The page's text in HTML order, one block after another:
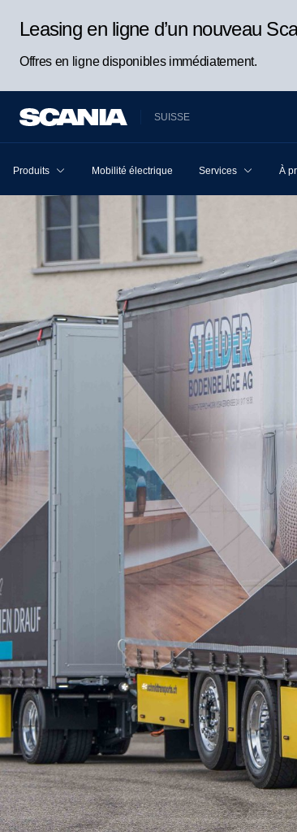
Leasing en ligne d’un nouveau
Offres en ligne disponibles immédiatement.
SUISSE
Produits Mobilité électrique Services À